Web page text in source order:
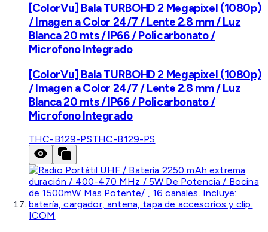
[ColorVu] Bala TURBOHD 2 Megapixel (1080p)
/ Imagen a Color 24/7 / Lente 2.8 mm / Luz
Blanca 20 mts / IP66 / Policarbonato /
Microfono Integrado
[ColorVu] Bala TURBOHD 2 Megapixel (1080p)
/ Imagen a Color 24/7 / Lente 2.8 mm / Luz
Blanca 20 mts / IP66 / Policarbonato /
Microfono Integrado
THC-B129-PSTHC-B129-PS
ICOM